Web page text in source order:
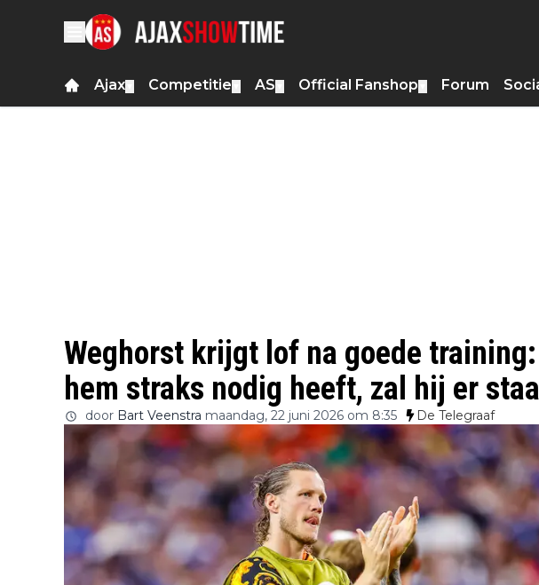
Ajax Competitie AS Official Fanshop Forum
Weghorst krijgt lof na goede
hem straks nodig heeft, zal hij er
door Bart Veenstra maandag, 22 juni 2026 om 8:35 De Telegraaf